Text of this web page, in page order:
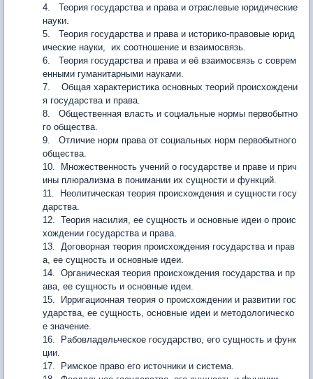
4. Теория государства и права и отраслевые юридические
науки.
5. Теория государства и права и историко-правовые юрид
ические науки, их соотношение и взаимосвязь.
6. Теория государства и права и её взаимосвязь с соврем
енными гуманитарными науками.
7. Общая характеристика основных теорий происхождени
я государства и права.
8. Общественная власть и социальные нормы первобытно
го общества.
9. Отличие норм права от социальных норм первобытного
общества.
10. Множественность учений о государстве и праве и прич
ины плюрализма в понимании их сущности и функций.
11. Неолитическая теория происхождения и сущности госу
дарства.
12. Теория насилия, ее сущность и основные идеи о проис
хождении государства и права.
13. Договорная теория происхождения государства и прав
а, ее сущность и основные идеи.
14. Органическая теория происхождения государства и пр
ава, ее сущность и основные идеи.
15. Ирригационная теория о происхождении и развитии гос
ударства, ее сущность, основные идеи и методологическо
е значение.
16. Рабовладельческое государство, его сущность и функ
ции.
17. Римское право его источники и система.